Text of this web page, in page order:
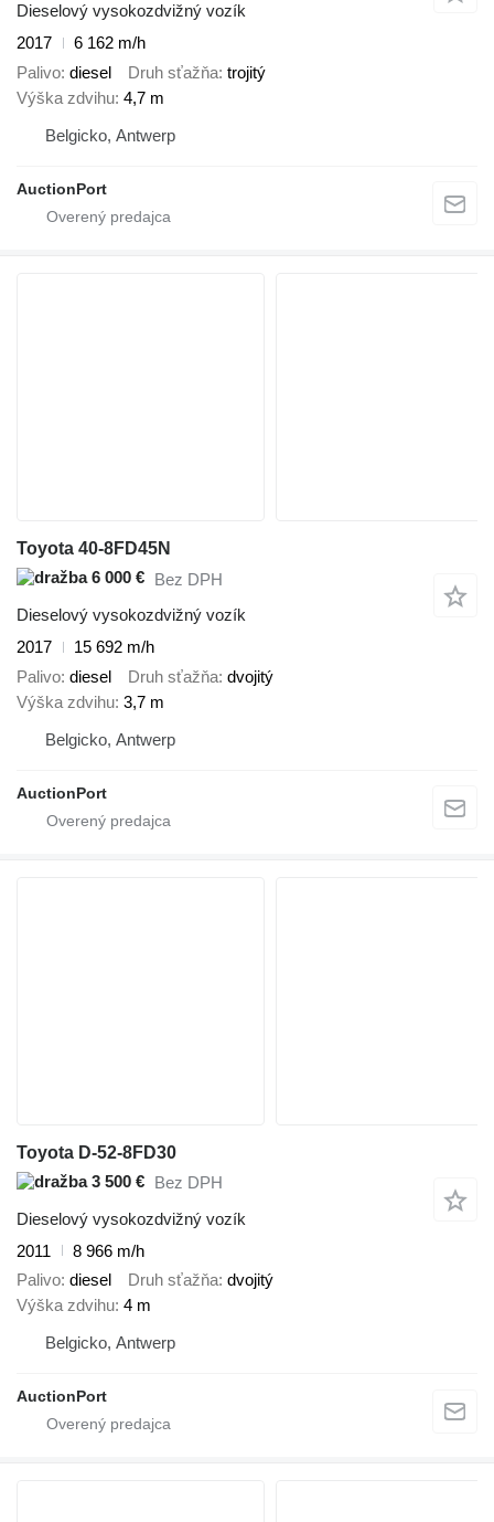
Dieselový vysokozdvižný vozík
2017
6 162 m/h
Palivo diesel Druh sťažňa trojitý
Výška zdvihu 4,7 m
Belgicko, Antwerp
AuctionPort
Toyota 40-8FD45N
6 000 € Bez DPH
Dieselový vysokozdvižný vozík
2017
15 692 m/h
Palivo diesel Druh sťažňa dvojitý
Výška zdvihu 3,7 m
Belgicko, Antwerp
AuctionPort
Toyota D-52-8FD30
3 500 € Bez DPH
Dieselový vysokozdvižný vozík
2011
8 966 m/h
Palivo diesel Druh sťažňa dvojitý
Výška zdvihu 4 m
Belgicko, Antwerp
AuctionPort